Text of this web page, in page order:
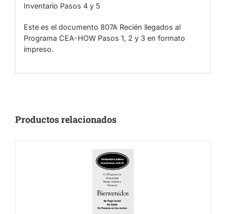
Inventario Pasos 4 y 5
Este es el documento 807A Recién llegados al
Programa CEA-HOW Pasos 1, 2 y 3 en formato
impreso.
Productos relacionados